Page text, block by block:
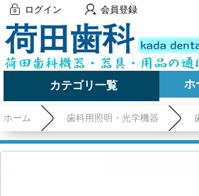
ログイン 会員登録
カテゴリ一覧 ホ
ホーム 歯科用照明・光学機器